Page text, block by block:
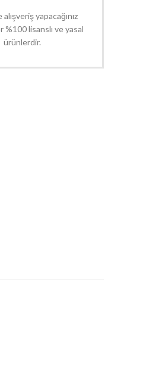
yapacağınız
%100 lisanslı ve yasal
ürünlerdir.